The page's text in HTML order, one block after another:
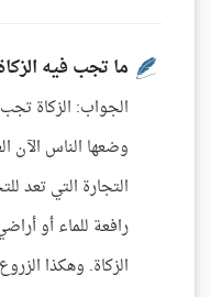
ما تجب فيه
الجواب: الزكاة
وضعها الناس الآن
التجارة التي تعد
رافعة للماء أو
الزكاة. وهكذا